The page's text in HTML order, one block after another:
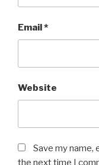
Email*
Website
Save my name,
the next time I